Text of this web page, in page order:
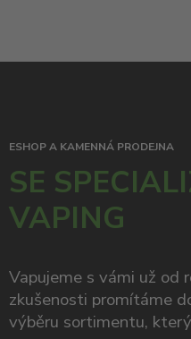
ESHOP A KAMENNÁ PRODEJNA
SE
VAPING
Vapujeme s vámi už od
zkušenosti promítáme
výběru sortimentu,